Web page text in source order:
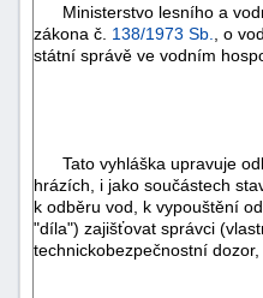
Ministerstvo lesního a
zákona č. 138/1973 Sb. , o
státní správě ve vodním
Tato vyhláška upravuje
hrázích, i jako součástech
k odběru vod, k vypouštění
"díla") zajišťovat správci
technickobezpečnostní